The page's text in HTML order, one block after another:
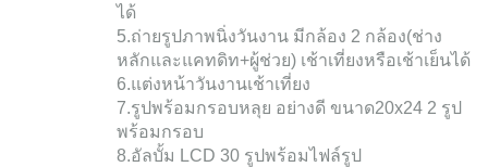
ได้
5.ถ่ายรูปภาพนิ่งวันงาน มีกล้อง 2 กล้อง(ช่าง
หลักและแคทดิท+ผู้ช่วย) เช้าเที่ยงหรือเช้าเย็นได้
6.แต่งหน้าวันงานเช้าเที่ยง
7.รูปพร้อมกรอบหลุย อย่างดี ขนาด20x24 2 รูป
พร้อมกรอบ
8.อัลบั้ม LCD 30 รูปพร้อมไฟล์รูป